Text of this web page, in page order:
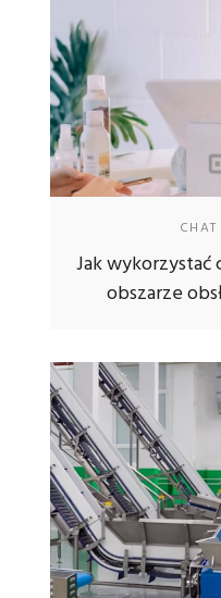
CHAT
Jak wykorzystać
obszarze